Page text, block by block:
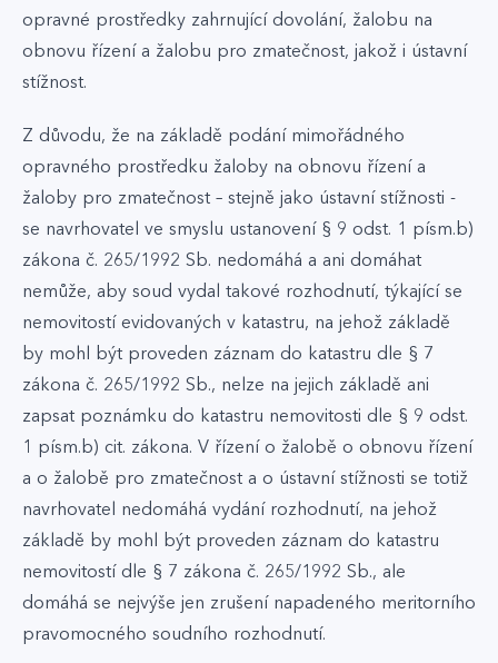
opravné prostředky zahrnující dovolání, žalobu na
obnovu řízení a žalobu pro zmatečnost, jakož i ústavní
stížnost.
Z důvodu, že na základě podání mimořádného
opravného prostředku žaloby na obnovu řízení a
žaloby pro zmatečnost – stejně jako ústavní stížnosti -
se navrhovatel ve smyslu ustanovení § 9 odst. 1 písm.b)
zákona č. 265/1992 Sb. nedomáhá a ani domáhat
nemůže, aby soud vydal takové rozhodnutí, týkající se
nemovitostí evidovaných v katastru, na jehož základě
by mohl být proveden záznam do katastru dle § 7
zákona č. 265/1992 Sb., nelze na jejich základě ani
zapsat poznámku do katastru nemovitosti dle § 9 odst.
1 písm.b) cit. zákona. V řízení o žalobě o obnovu řízení
a o žalobě pro zmatečnost a o ústavní stížnosti se totiž
navrhovatel nedomáhá vydání rozhodnutí, na jehož
základě by mohl být proveden záznam do katastru
nemovitostí dle § 7 zákona č. 265/1992 Sb., ale
domáhá se nejvýše jen zrušení napadeného meritorního
pravomocného soudního rozhodnutí.